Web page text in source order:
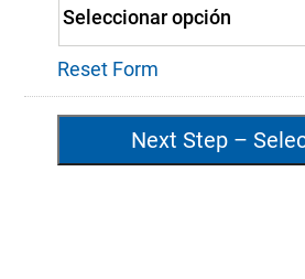
Reset Form